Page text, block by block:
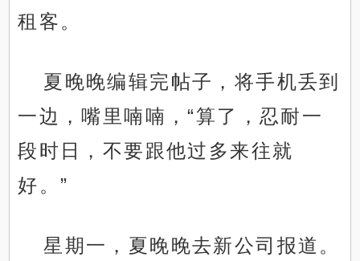
租客。
夏晚晚编辑完帖子，将手机丢到
一边，嘴里喃喃，“算了，忍耐一
段时日，不要跟他过多来往就
好。”
星期一，夏晚晚去新公司报道。